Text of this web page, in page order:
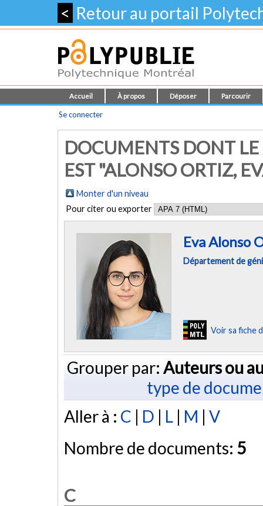
< Retour au portail
Accueil À propos Déposer Parcourir
Se connecter
DOCUMENTS DONT
EST "ALONSO ORTIZ,
Monter d'un niveau
Pour citer ou exporter
Eva Alonso
Département de
Voir sa fiche
Grouper par: Auteurs ou
type de
Aller à : C | D | L | M | V
Nombre de documents: 5
C